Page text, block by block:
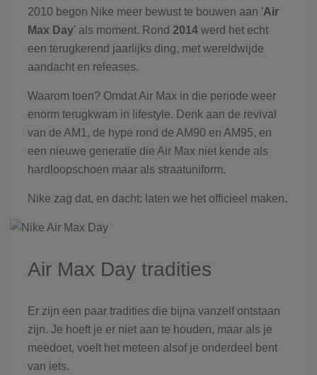
2010 begon Nike meer bewust te bouwen aan 'Air
Max Day' als moment. Rond 2014 werd het echt
een terugkerend jaarlijks ding, met wereldwijde
aandacht en releases.
Waarom toen? Omdat Air Max in die periode weer
enorm terugkwam in lifestyle. Denk aan de revival
van de AM1, de hype rond de AM90 en AM95, en
een nieuwe generatie die Air Max niet kende als
hardloopschoen maar als straatuniform.
Nike zag dat, en dacht: laten we het officieel maken.
Air Max Day tradities
Er zijn een paar tradities die bijna vanzelf ontstaan
zijn. Je hoeft je er niet aan te houden, maar als je
meedoet, voelt het meteen alsof je onderdeel bent
van iets.